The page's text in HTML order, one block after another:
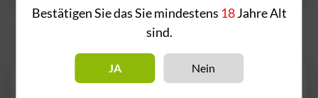
Bestätigen Sie das Sie mindestens 18Jahre Alt
sind.
JA Nein